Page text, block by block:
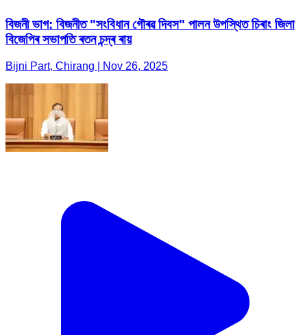
বিজনী ভাগ: বিজনীত "সংবিধান গৌৰৱ দিবস" পালন উপস্থিত চিৰাং জিলা
বিজেপিৰ সভাপতি ৰতন চন্দ্ৰ ৰায়
Bijni Part, Chirang | Nov 26, 2025